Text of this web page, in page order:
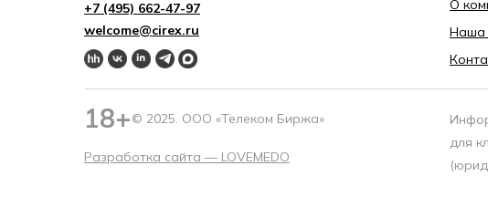
О
Наша
welcome@cirex.ru
+7 (495) 662-4 7-97
18+© 2025. ООО «Телеком Биржа»
Разработка сайта — LOVEMEDO
для